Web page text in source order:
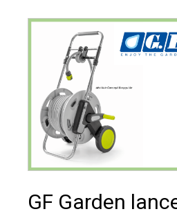
GF Garden